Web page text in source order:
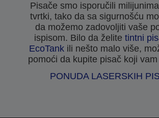
Pisače smo isporučili
tvrtki, tako da sa sigurnošću
da možemo zadovoljiti vaše
ispisom. Bilo da želite tintni
EcoTank ili nešto malo više,
pomoći da kupite pisač koji
PONUDA LASERSKIH